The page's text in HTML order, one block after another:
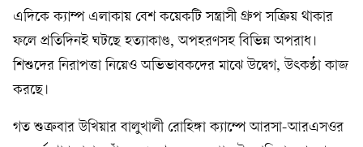
এদিকে ক্যাম্প এলাকায় বেশ কয়েকটি সন্ত্রাসী গ্রুপ সক্রিয় থাকার
ফলে প্রতিদিনই ঘটছে হত্যাকাণ্ড, অপহরণসহ বিভিন্ন অপরাধ।
শিশুদের নিরাপত্তা নিয়েও অভিভাবকদের মাঝে উদ্বেগ, উৎকণ্ঠা কাজ
করছে।
গত শুক্রবার উখিয়ার বালুখালী রোহিঙ্গা ক্যাম্পে আরসা-আরএসওর